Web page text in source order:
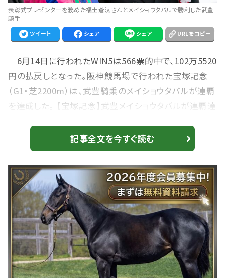
表彰式プレゼンターを務めた福士蒼汰さんとメイショウタバルで勝利した武豊
騎手
ツイート シェア シェア URLをコピー
6月14日に行われたWIN5は566票的中で、102万5520
円の払戻しとなった。阪神競馬場で行われた宝塚記念
（G1・芝2200m）は、武豊騎乗のメイショウタバルが連覇
を達成した。 【宝塚記念】武豊メイショウタバルが連覇達
タカマジックが炸裂 566票的中 1レース目 東京10R 江
の島S レッドテリオス 単勝4番人気 2レース目 阪神
10R 花のみちS ミナデオロ 単勝2番人気 3レース目 函
館11R 函館日刊S杯 マーブルパレス 単勝1番人気 4レ
ース目...
記事全文を今すぐ読む